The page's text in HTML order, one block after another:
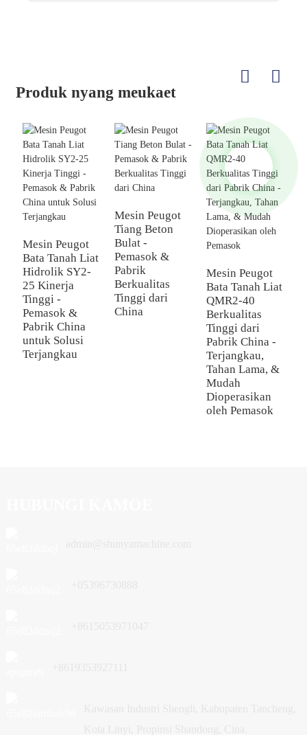
Produk nyang meukaet
Mesin Peugot
Bata Tanah Liat
Hidrolik SY2-
25 Kinerja
Tinggi -
Pemasok &
Pabrik China
untuk Solusi
Terjangkau
Mesin Peugot
Tiang Beton
Bulat -
Pemasok &
Pabrik
Berkualitas
Tinggi dari
China
Mesin Peugot
Bata Tanah Liat
QMR2-40
Berkualitas
Tinggi dari
Pabrik China -
Terjangkau,
Tahan Lama, &
Mudah
Dioperasikan
oleh Pemasok